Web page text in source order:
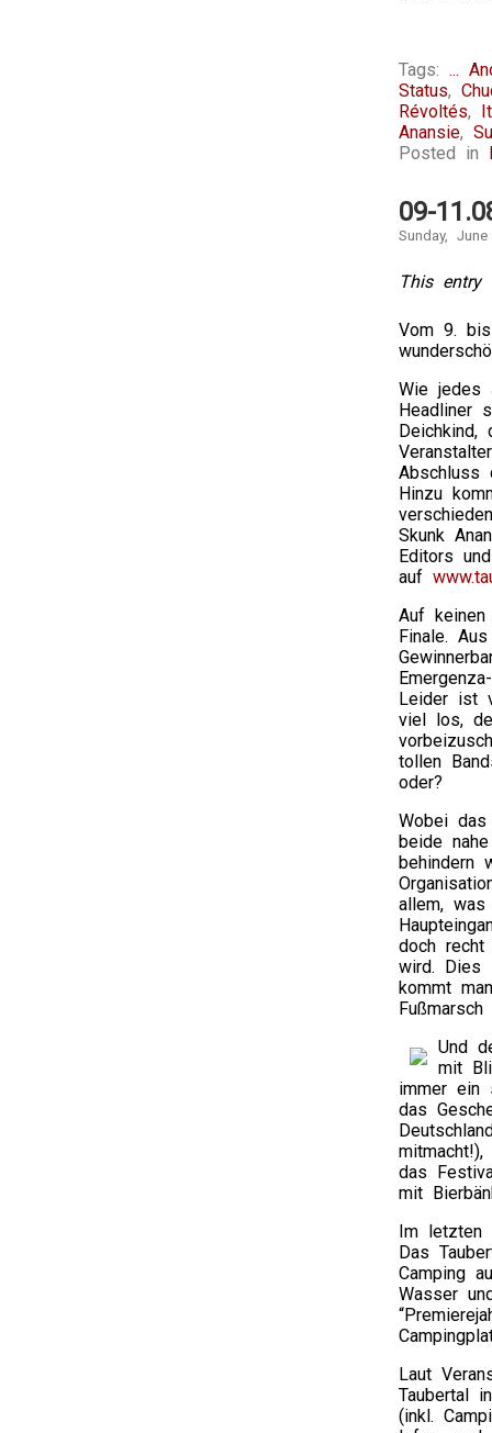
Tags: ...
Status,
Révoltés,
Anansie,
Posted in
09-
Sunday,
This entry
Vom 9.
Wie jedes
Headliner
Abschluss
Hinzu
Skunk
Editors
auf
Auf
Finale.
Leider ist
viel los,
tollen
oder?
Wobei
beide
behindern
allem,
doch recht
wird. Dies
kommt
Und
mit
immer ein
das
das
mit
Im letzten
Das
Camping
Wasser
Laut
Taubertal
(inkl.